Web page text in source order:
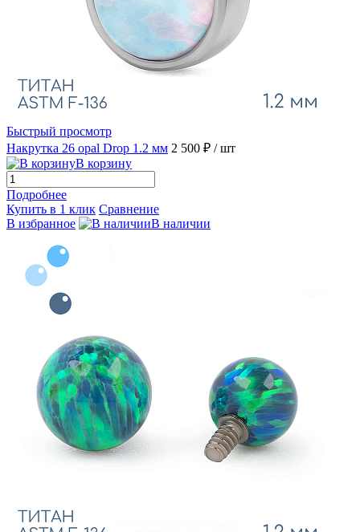
Быстрый просмотр
Накрутка 26 opal Drop 1.2 мм 2 500 ₽ / шт
В корзину
Подробнее
Купить в 1 клик Сравнение
В избранное
В наличии